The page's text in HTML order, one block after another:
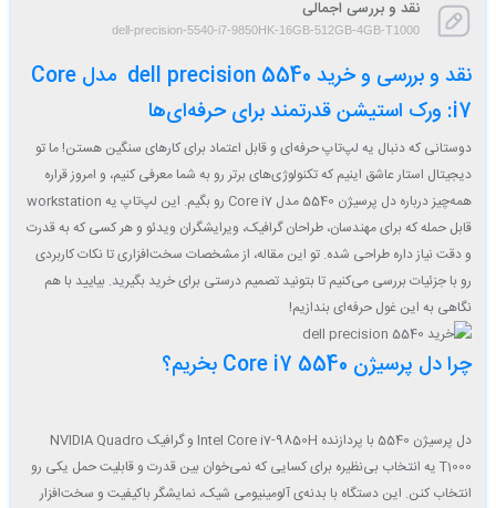
نقد و بررسی اجمالی
dell-precision-5540-i7-9850HK-16GB-512GB-4GB-T1000
نقد و بررسی و خرید dell precision 5540 مدل Core
i7: ورک استیشن
قدرتمندبرای حرفه‌ای‌ها
دوستانی کهدنبال یه لپ‌تاپحرفه‌ای وقابل اعتمادبرایکارهای سنگین هستن!ما تو
دیجیتال استارعاشق اینیم کهتکنولوژی‌هایبرتر روبه شما معرفی کنیم، و امروزقراره
همه‌چیزدرباره دل پرسیژن 5540 مدل Core i7 روبگیم. این لپ‌تاپ یه workstation
قابل حملهکهبرایمهندسان، طراحانگرافیک، ویرایشگران ویدئو وهرکسی کهبهقدرت
ودقتنیازداره طراحی شده. تو این مقاله، ازمشخصات سخت‌افزاریتا نکاتکاربردی
روبا جزئیاتبررسی می‌کنیم تا بتونید تصمیم درستی برایخرید بگیرید. بیایید با هم
نگاهی به این غول حرفه‌ایبندازیم!
چرا دل پرسیژن 5540 Core i7 بخریم؟
دل پرسیژن 5540 با پردازنده Intel Core i7-9850H و گرافیک NVIDIA Quadro
T1000 یه انتخاب بی‌نظیره برای کسایی که نمی‌خوان بین قدرت و قابلیت حمل یکی رو
انتخاب کنن. این دستگاه با بدنه‌ی آلومینیومی شیک، نمایشگر باکیفیت و سخت‌افزار